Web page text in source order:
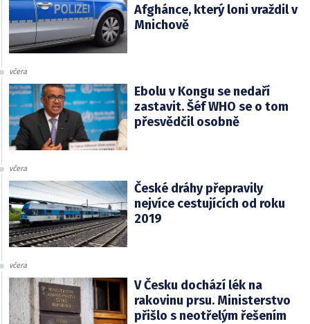
Afghánce, který loni vraždil v
Mnichově
včera
Ebolu v Kongu se nedaří
zastavit. Šéf WHO se o tom
přesvědčil osobně
včera
České dráhy přepravily
nejvíce cestujících od roku
2019
včera
V Česku dochází lék na
rakovinu prsu. Ministerstvo
přišlo s neotřelým řešením